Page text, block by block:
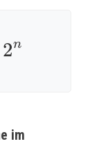
n
im